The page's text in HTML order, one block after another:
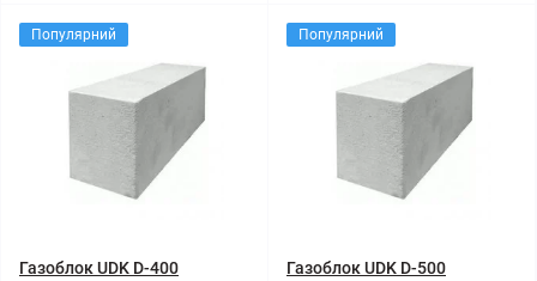
Популярний
Газоблок UDK D-400
Популярний
Газоблок UDK D-500